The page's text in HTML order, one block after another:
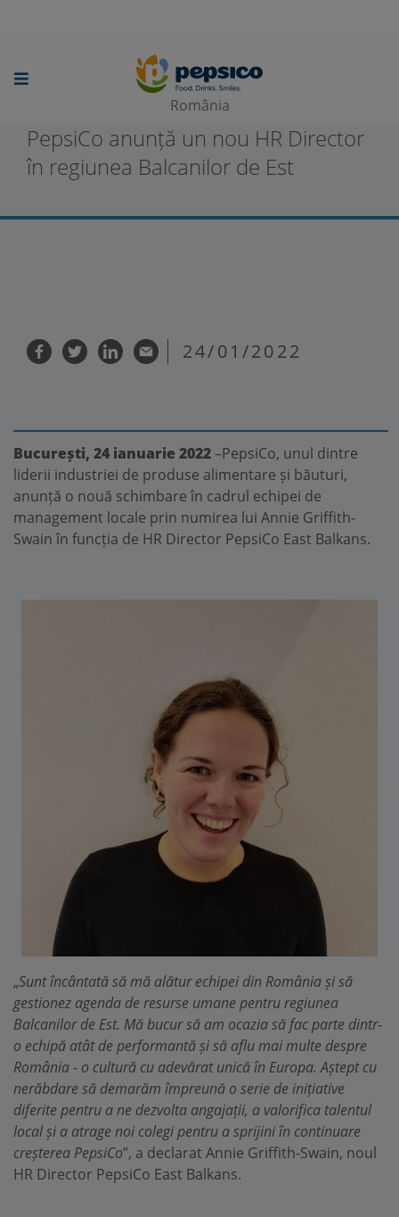
to
main
content
România
PepsiCo anunță un nou HR Director
în regiunea Balcanilor de Est
24/01/2022
București, 24 ianuarie 2022–PepsiCo, unul dintre
liderii industriei de produse alimentare și băuturi,
anunță o nouă schimbare în cadrul echipei de
management locale prin numirea lui Annie Griffith-
Swain în funcția de HR Director PepsiCo East Balkans.
„Sunt încântată să mă alătur echipei din România și să
gestionez agenda de resurse umane pentru regiunea
Balcanilor de Est. Mă bucur să am ocazia să fac parte dintr-
o echipă atât de performantă și să aflu mai multe despre
România - o cultură cu adevărat unică în Europa. Aștept cu
nerăbdare să demarăm împreună o serie de inițiative
diferite pentru a ne dezvolta angajații, a valorifica talentul
local și a atrage noi colegi pentru a sprijini în continuare
creșterea PepsiCo”, a declarat Annie Griffith-Swain, noul
HR Director PepsiCo East Balkans.